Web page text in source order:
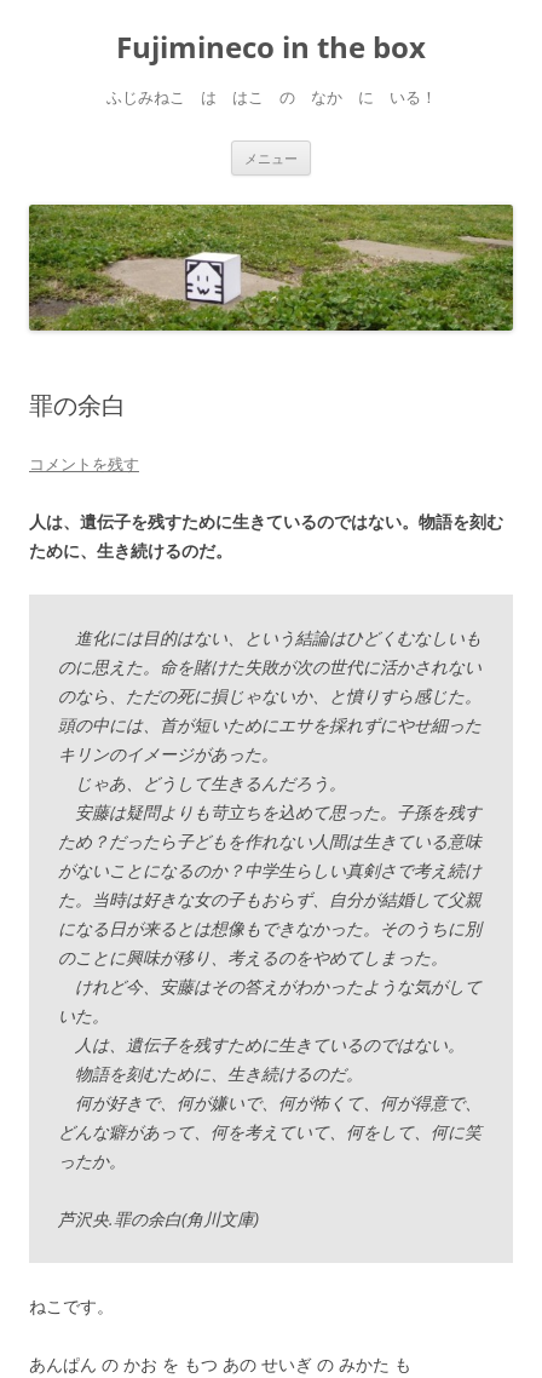
Fujimineco in the box
ふじみねこ は はこ の なか に いる！
メニュー
罪の余白
コメントを残す
人は、遺伝子を残すために生きているのではない。物語を刻む
ために、生き続けるのだ。
進化には目的はない、という結論はひどくむなしいも
のに思えた。命を賭けた失敗が次の世代に活かされない
のなら、ただの死に損じゃないか、と憤りすら感じた。
頭の中には、首が短いためにエサを採れずにやせ細った
キリンのイメージがあった。
じゃあ、どうして生きるんだろう。
安藤は疑問よりも苛立ちを込めて思った。子孫を残す
ため？だったら子どもを作れない人間は生きている意味
がないことになるのか？中学生らしい真剣さで考え続け
た。当時は好きな女の子もおらず、自分が結婚して父親
になる日が来るとは想像もできなかった。そのうちに別
のことに興味が移り、考えるのをやめてしまった。
けれど今、安藤はその答えがわかったような気がして
いた。
人は、遺伝子を残すために生きているのではない。
物語を刻むために、生き続けるのだ。
何が好きで、何が嫌いで、何が怖くて、何が得意で、
どんな癖があって、何を考えていて、何をして、何に笑
ったか。
芦沢央.罪の余白(角川文庫)
ねこです。
あんぱん の かお を もつ あの せいぎ の みかた も